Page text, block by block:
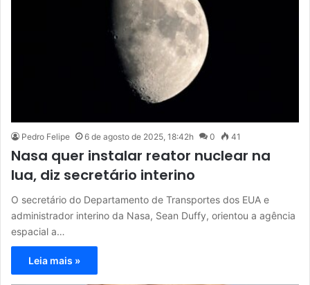
Pedro Felipe 6 de agosto de 2025, 18:42h 0 41
Nasa quer instalar reator nuclear na
lua, diz secretário interino
O secretário do Departamento de Transportes dos EUA e
administrador interino da Nasa, Sean Duffy, orientou a agência
espacial a…
Leia mais »